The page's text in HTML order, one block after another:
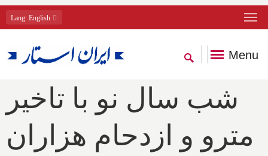
Lang: English
Menu
شب سال نو با تاخیر
مترو و ازدحام هزاران